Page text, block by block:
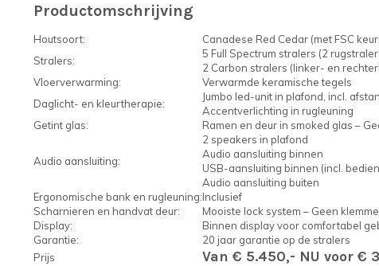
Productomschrijving
Houtsoort:
Canadese Red Cedar (met FSC
Stralers:
5 Full Spectrum stralers (2
2 Carbon stralers (linker- en
Vloerverwarming:
Verwarmde keramische tegels
Daglicht- en kleurtherapie:
Jumbo led-unit in plafond, incl.
Accentverlichting in rugleuning
Getint glas:
Ramen en deur in smoked glas –
Audio aansluiting:
2 speakers in plafond
Audio aansluiting binnen
USB-aansluiting binnen (incl.
Audio aansluiting buiten
Ergonomische bank en rugleuning:Inclusief
Scharnieren en handvat deur:
Mooiste lock system – Geen
Display:
Binnen display voor comfortabel
Garantie:
20 jaar garantie op de stralers
Prijs
Van € 5.450,- NU voor